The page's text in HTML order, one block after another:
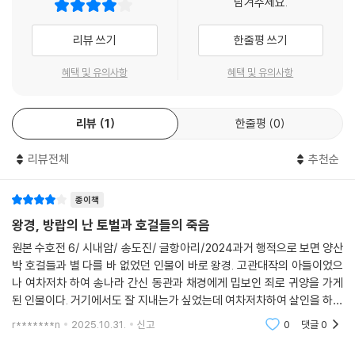
존하는 『수호전』은 실제로 두 종류가 있는데, 하나는 간략簡略이고 또 하
나는 번잡繁縟이다”라고 했다. 여기서 말하는 ‘번繁’과 ‘간簡’은 문자의 번
잡함과 간략함을 말한 것으로 고사의 내용과 사건 경위의 상세함과 간략
함, 많고 적음을 가리키는 것은 아니다. 간단하게 정리하면 100회본은 모
당되는 것은 104회본, 110회본, 115회본, 124회본 등이다.
‘120회본’을 택한 이유는 그것이 ‘전全’이기 때문
본, 120회본, 70회본이라 할 수 있다. 100회본은 가정嘉靖 연간(1522~1
566)의 무정후武定侯 곽훈郭勛의 집에서 전해온 것이다. 만력萬曆(15
73~1620) 연간 저명한 사상가인 이지李贄(1527~1602, 호가 탁오卓
吾)가 평점評點을 가해 펴낸 『이탁오선생비평충의수호전李卓吾先生
批評忠義水滸傳』이 곽본郭本에 기초하고 있다. 이 판본에는 송강이 조
정의 부름을 받아 요遼를 평정하고 방랍方臘의 난을 진압하는 것으로 끝
을 맺는데, 전호田虎와 왕경王慶을 토벌하는 내용은 없다. 이지 사후에
그의 제자인 양정견楊定見이 이 판본을 소주蘇州로 가져왔다. 소주의 서
리뷰 쓰기
혜택 및 유의사항
한줄평 쓰기
혜택 및 유의사항
리뷰 1 한줄평 0
리뷰전체 추천순
종이책
왕경, 방랍의 난 토벌과 호걸들의 죽음
원본 수호전 6/ 시내암/ 송도진/ 글항아리/2024과거 행적으로 보면 양산
박 호걸들과 별 다를 바 없었던 인물이 바로 왕경. 고관대작의 아들이었으
나 여차저차 하여 송나라 간신 동관과 채경에게 밉보인 죄로 귀양을 가게
된 인물이다. 거기에서도 잘 지내는가 싶었는데 여차저차하여 살인을 하고
유배지를 벗어나 조폭 조직의 여두목인 단삼랑을 제압한 뒤 재밌게도 단삼
r*******n 2025.10.31. 신고 0 댓글0